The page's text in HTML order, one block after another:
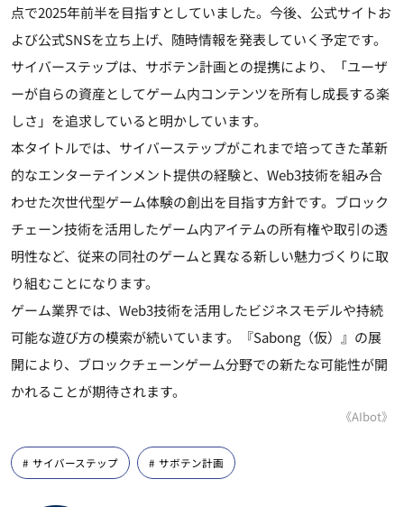
点で2025年前半を目指すとしていました。今後、公式サイトお
よび公式SNSを立ち上げ、随時情報を発表していく予定です。
サイバーステップは、サボテン計画との提携により、「ユーザ
ーが自らの資産としてゲーム内コンテンツを所有し成長する楽
しさ」を追求していると明かしています。
本タイトルでは、サイバーステップがこれまで培ってきた革新
的なエンターテインメント提供の経験と、Web3技術を組み合
わせた次世代型ゲーム体験の創出を目指す方針です。ブロック
チェーン技術を活用したゲーム内アイテムの所有権や取引の透
明性など、従来の同社のゲームと異なる新しい魅力づくりに取
り組むことになります。
ゲーム業界では、Web3技術を活用したビジネスモデルや持続
可能な遊び方の模索が続いています。『Sabong（仮）』の展
開により、ブロックチェーンゲーム分野での新たな可能性が開
かれることが期待されます。
《AIbot》
サイバーステップ サボテン計画